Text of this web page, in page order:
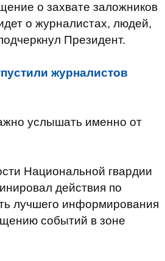
о захвате заложников
о журналистах, людей,
Президент.
журналистов
услышать именно от
Национальной гвардии
действия по
лучшего информирования
событий в зоне